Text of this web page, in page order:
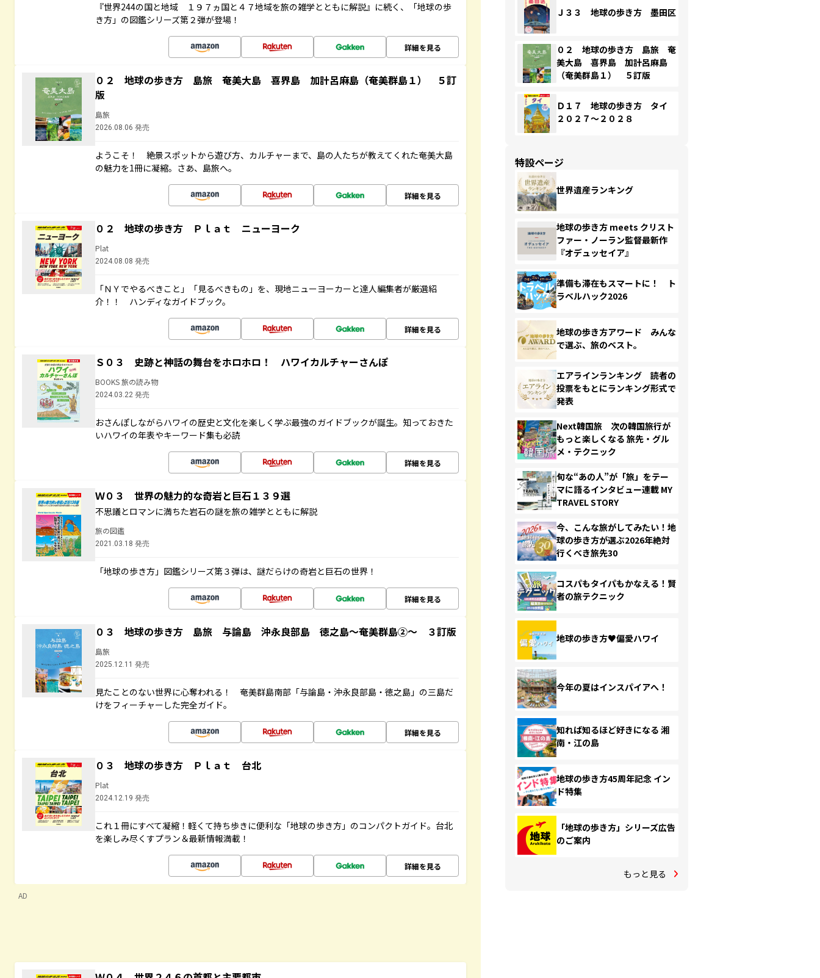
『世界244の国と地域 １９７ヵ国と４７地域を旅の雑学とともに解説』に続く、「地球の歩
き方」の図鑑シリーズ第２弾が登場！
詳細を見る
０２ 地球の歩き方 島旅 奄美大島 喜界島 加計呂麻島（奄美群島１） ５訂
版
島旅
2026.08.06 発売
ようこそ！ 絶景スポットから遊び方、カルチャーまで、島の人たちが教えてくれた奄美大島
の魅力を1冊に凝縮。さあ、島旅へ。
詳細を見る
０２ 地球の歩き方 Ｐｌａｔ ニューヨーク
Plat
2024.08.08 発売
「ＮＹでやるべきこと」「見るべきもの」を、現地ニューヨーカーと達人編集者が厳選紹
介！！ ハンディなガイドブック。
詳細を見る
Ｓ０３ 史跡と神話の舞台をホロホロ！ ハワイカルチャーさんぽ
BOOKS 旅の読み物
2024.03.22 発売
おさんぽしながらハワイの歴史と文化を楽しく学ぶ最強のガイドブックが誕生。知っておきた
いハワイの年表やキーワード集も必読
詳細を見る
Ｗ０３ 世界の魅力的な奇岩と巨石１３９選
不思議とロマンに満ちた岩石の謎を旅の雑学とともに解説
旅の図鑑
2021.03.18 発売
「地球の歩き方」図鑑シリーズ第３弾は、謎だらけの奇岩と巨石の世界！
詳細を見る
０３ 地球の歩き方 島旅 与論島 沖永良部島 徳之島～奄美群島②～ ３訂版
島旅
2025.12.11 発売
見たことのない世界に心奪われる！ 奄美群島南部「与論島・沖永良部島・徳之島」の三島だ
けをフィーチャーした完全ガイド。
詳細を見る
０３ 地球の歩き方 Ｐｌａｔ 台北
Plat
2024.12.19 発売
これ１冊にすべて凝縮！軽くて持ち歩きに便利な「地球の歩き方」のコンパクトガイド。台北
を楽しみ尽くすプラン＆最新情報満載！
詳細を見る
AD
Ｊ３３ 地球の歩き方 墨田区
０２ 地球の歩き方 島旅 奄
美大島 喜界島 加計呂麻島
（奄美群島１） ５訂版
Ｄ１７ 地球の歩き方 タイ
２０２７～２０２８
特設ページ
世界遺産ランキング
地球の歩き方 meets クリスト
ファー・ノーラン監督最新作
『オデュッセイア』
準備も滞在もスマートに！ ト
ラベルハック2026
地球の歩き方アワード みんな
で選ぶ、旅のベスト。
エアラインランキング 読者の
投票をもとにランキング形式で
発表
Next韓国旅 次の韓国旅行が
もっと楽しくなる 旅先・グル
メ・テクニック
旬な“あの人”が「旅」をテー
マに語るインタビュー連載 MY
TRAVEL STORY
今、こんな旅がしてみたい！地
球の歩き方が選ぶ2026年絶対
行くべき旅先30
コスパもタイパもかなえる！賢
者の旅テクニック
地球の歩き方♥偏愛ハワイ
今年の夏はインスパイアへ！
知れば知るほど好きになる 湘
南・江の島
地球の歩き方45周年記念 イン
ド特集
「地球の歩き方」シリーズ広告
のご案内
もっと見る